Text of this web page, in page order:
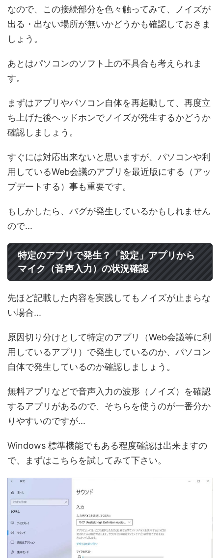
なので、この接続部分を色々触ってみて、ノイズが
出る・出ない場所が無いかどうかも確認しておきま
しょう。
あとはパソコンのソフト上の不具合も考えられま
す。
まずはアプリやパソコン自体を再起動して、再度立
ち上げた後ヘッドホンでノイズが発生するかどうか
確認しましょう。
すぐには対応出来ないと思いますが、パソコンや利
用しているWeb会議のアプリを最近版にする（アッ
プデートする）事も重要です。
もしかしたら、バグが発生しているかもしれません
ので...
特定のアプリで発生？「設定」アプリから
マイク（音声入力）の状況確認
先ほど記載した内容を実践してもノイズが止まらな
い場合...
原因切り分けとして特定のアプリ（Web会議等に利
用しているアプリ）で発生しているのか、パソコン
自体で発生しているのか確認しましょう。
無料アプリなどで音声入力の波形（ノイズ）を確認
するアプリがあるので、そちらを使うのが一番分か
りやすいのですが...
Windows 標準機能でもある程度確認は出来ますの
で、まずはこちらを試してみて下さい。